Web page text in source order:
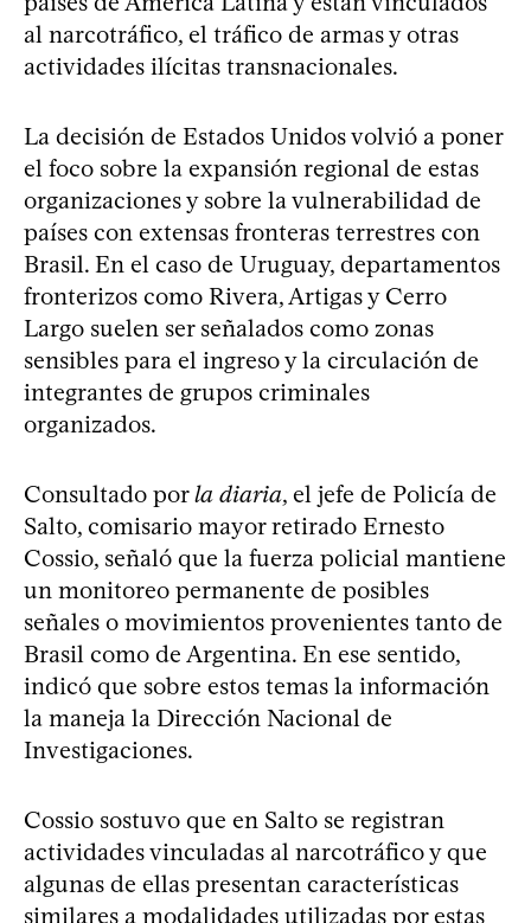
al narcotráfico, el tráfico de armas y otras
actividades ilícitas transnacionales.
La decisión de Estados Unidos volvió a poner
el foco sobre la expansión regional de estas
organizaciones y sobre la vulnerabilidad de
países con extensas fronteras terrestres con
Brasil. En el caso de Uruguay, departamentos
fronterizos como Rivera, Artigas y Cerro
Largo suelen ser señalados como zonas
sensibles para el ingreso y la circulación de
integrantes de grupos criminales
organizados.
Consultado porla diaria, el jefe de Policía de
Salto, comisario mayor retirado Ernesto
Cossio, señaló que la fuerza policial mantiene
un monitoreo permanente de posibles
señales o movimientos provenientes tanto de
Brasil como de Argentina. En ese sentido,
indicó que sobre estos temas la información
la maneja la Dirección Nacional de
Investigaciones.
Cossio sostuvo que en Salto se registran
actividades vinculadas al narcotráfico y que
algunas de ellas presentan características
similares a modalidades utilizadas por estas